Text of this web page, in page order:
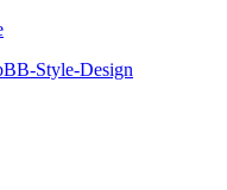
Style-Design